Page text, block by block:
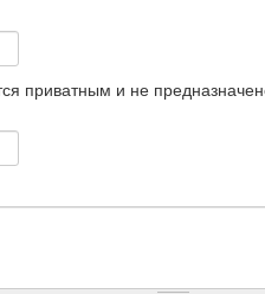
приватным и не